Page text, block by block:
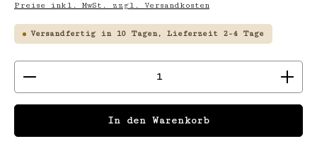
Preise inkl. MwSt. zzgl. Versandkosten
Versandfertig in 10 Tagen, Lieferzeit 2-4 Tage
Produkt Anzahl: Gib den gewünschten
In den Warenkorb